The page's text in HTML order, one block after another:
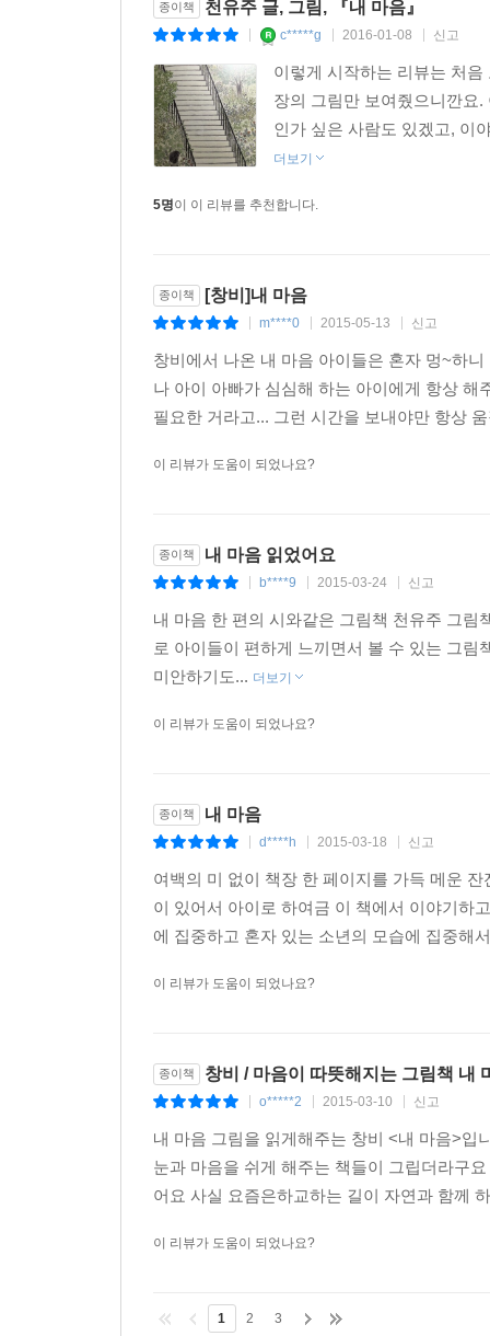
종이책 천유주 글, 그림, 『내 마음』
c*****g 2016-01-08 신고
이렇게 시작하는 리뷰는 처
장의 그림만 보여줬으니깐요
인가 싶은 사람도 있겠고, 이
더보기
5명이 이 리뷰를 추천합니다.
종이책 [창비]내 마음
m****0 2015-05-13 신고
창비에서 나온 내 마음 아이들은 혼자 멍~하
나 아이 아빠가 심심해 하는 아이에게 항상
필요한 거라고... 그런 시간을 보내야만 항상
이 리뷰가 도움이 되었나요?
종이책 내 마음 읽었어요
b****9 2015-03-24 신고
내 마음 한 편의 시와같은 그림책 천유주 그림
로 아이들이 편하게 느끼면서 볼 수 있는 그
미안하기도... 더보기
이 리뷰가 도움이 되었나요?
종이책 내 마음
d****h 2015-03-18 신고
여백의 미 없이 책장 한 페이지를 가득 메운
이 있어서 아이로 하여금 이 책에서 이야기하
에 집중하고 혼자 있는 소년의 모습에 집중해
이 리뷰가 도움이 되었나요?
종이책 창비 / 마음이 따뜻해지는 그림책 내
o*****2 2015-03-10 신고
내 마음 그림을 읽게해주는 창비 <내 마음>입
눈과 마음을 쉬게 해주는 책들이 그립더라구
어요 사실 요즘은하교하는 길이 자연과 함께
이 리뷰가 도움이 되었나요?
1 2 3